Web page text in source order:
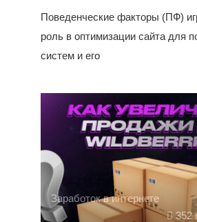
Поведенческие факторы (ПФ)
роль в оптимизации сайта для
систем и его
Заработок в интернете
352